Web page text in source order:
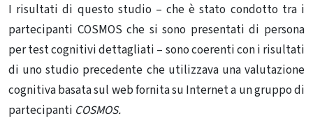
I risultati di questo studio – che è stato condotto tra i
partecipanti COSMOS che si sono presentati di persona
per test cognitivi dettagliati – sono coerenti con i risultati
di unostudio precedente che utilizzava una valutazione
cognitiva basata sul web fornita su Internet a un gruppo di
partecipanti COSMOS.